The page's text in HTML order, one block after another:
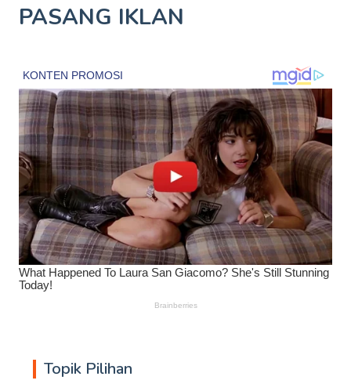
PASANG IKLAN
Topik Pilihan